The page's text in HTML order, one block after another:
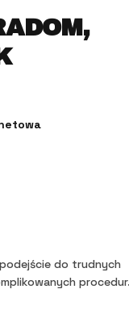
do trudnych
procedur.